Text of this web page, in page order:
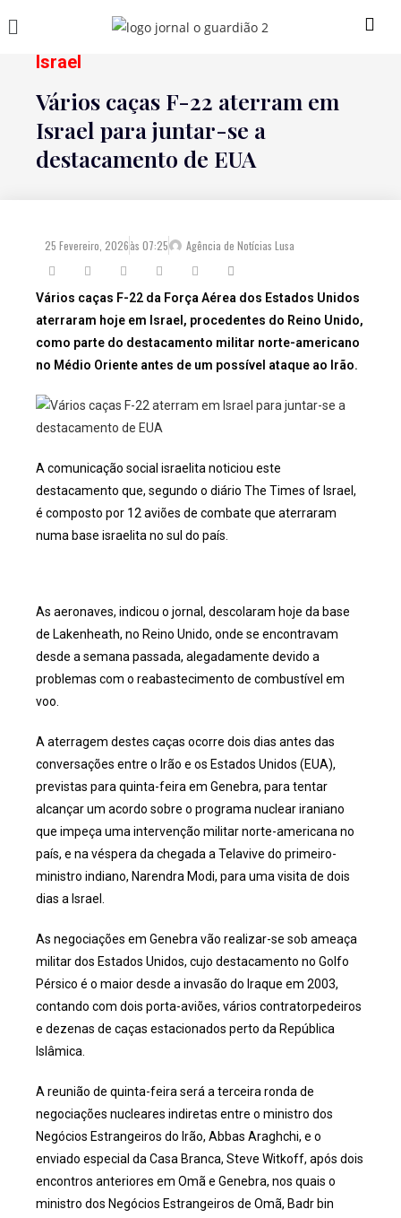
Israel
Vários caças F-22 aterram em
Israel para juntar-se a
destacamento de EUA
25 Fevereiro, 2026às 07:25 Agência de Notícias Lusa
Vários caças F-22 da Força Aérea dos Estados Unidos
aterraram hoje em Israel, procedentes do Reino Unido,
como parte do destacamento militar norte-americano
no Médio Oriente antes de um possível ataque ao Irão.
A comunicação social israelita noticiou este
destacamento que, segundo o diário The Times of Israel,
é composto por 12 aviões de combate que aterraram
numa base israelita no sul do país.
As aeronaves, indicou o jornal, descolaram hoje da base
de Lakenheath, no Reino Unido, onde se encontravam
desde a semana passada, alegadamente devido a
problemas com o reabastecimento de combustível em
voo.
A aterragem destes caças ocorre dois dias antes das
conversações entre o Irão e os Estados Unidos (EUA),
previstas para quinta-feira em Genebra, para tentar
alcançar um acordo sobre o programa nuclear iraniano
que impeça uma intervenção militar norte-americana no
país, e na véspera da chegada a Telavive do primeiro-
ministro indiano, Narendra Modi, para uma visita de dois
dias a Israel.
As negociações em Genebra vão realizar-se sob ameaça
militar dos Estados Unidos, cujo destacamento no Golfo
Pérsico é o maior desde a invasão do Iraque em 2003,
contando com dois porta-aviões, vários contratorpedeiros
e dezenas de caças estacionados perto da República
Islâmica.
A reunião de quinta-feira será a terceira ronda de
negociações nucleares indiretas entre o ministro dos
Negócios Estrangeiros do Irão, Abbas Araghchi, e o
enviado especial da Casa Branca, Steve Witkoff, após dois
encontros anteriores em Omã e Genebra, nos quais o
ministro dos Negócios Estrangeiros de Omã, Badr bin